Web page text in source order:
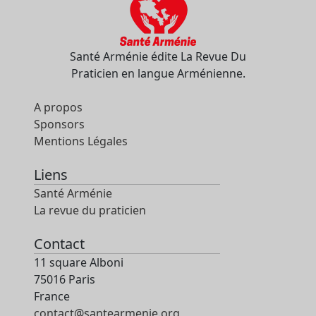
Santé Arménie édite La Revue Du
Praticien en langue Arménienne.
A propos
Sponsors
Mentions Légales
Liens
Santé Arménie
La revue du praticien
Contact
11 square Alboni
75016 Paris
France